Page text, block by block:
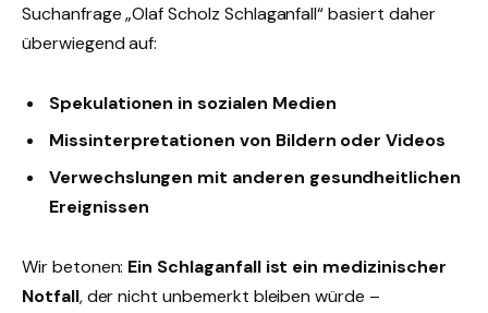
Suchanfrage „Olaf Scholz Schlaganfall“ basiert daher
überwiegend auf:
Spekulationen in sozialen Medien
Missinterpretationen von Bildern oder Videos
Verwechslungen mit anderen gesundheitlichen
Ereignissen
Wir betonen: Ein Schlaganfall ist ein medizinischer
Notfall, der nicht unbemerkt bleiben würde –